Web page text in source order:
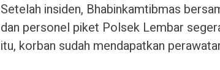
Setelah insiden, Bhabinkamtibmas
dan personel piket Polsek Lembar
itu, korban sudah mendapatkan